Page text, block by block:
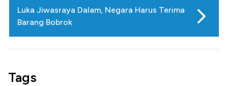
Luka Jiwasraya Dalam, Negara Harus Terima
Barang Bobrok
Tags